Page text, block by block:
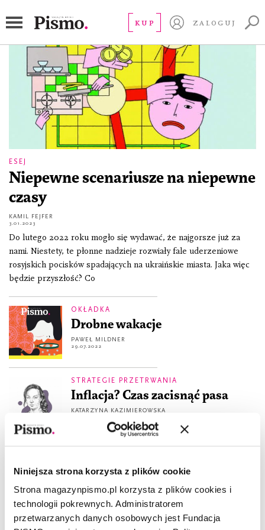
Niniejsza strona korzysta z plików cookie
Strona magazynpismo.pl korzysta z plików cookies i
technologii pokrewnych. Administratorem
przetwarzanych danych osobowych jest Fundacja
KUP ZALOGUJ
ESEJ
Niepewne scenariusze na niepewne
czasy
KAMIL FEJFER
3.01.2023
Do lutego 2022 roku mogło się wydawać, że najgorsze już za
nami. Niestety, te płonne nadzieje rozwiały fale uderzeniowe
rosyjskich pocisków spadających na ukraińskie miasta. Jaka więc
będzie przyszłość? Co
OKŁADKA
Drobne wakacje
PAWEŁ MILDNER
29.07.2022
STRATEGIE PRZETRWANIA
Inflacja? Czas zacisnąć pasa
KATARZYNA KAZIMIEROWSKA
Jak prognozujemy kryzys
KAMIL FEJFER
4.03.2020